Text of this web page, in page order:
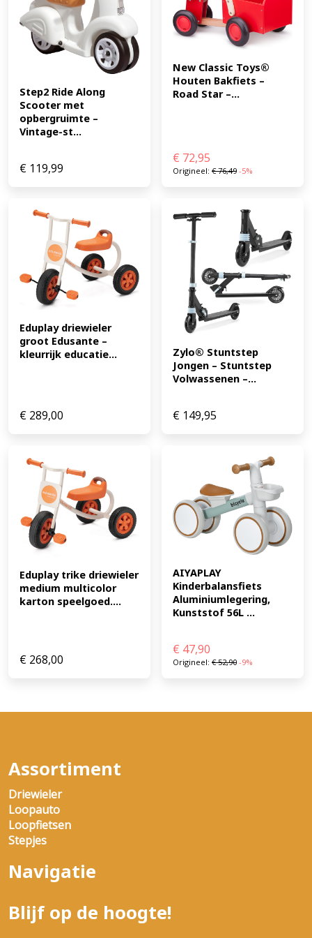
veilige ontwerp is deze loopfiets een geweldige keuze
voor jonge kinderen die hun eerste fietservaring willen
opdoen. Een ideaal cadeau voor elke kleine avonturier!
(EAN: 8719558084302)
Step2 Ride Along
Scooter met
opbergruimte –
Vintage-st...
€ 119,99
New Classic Toys®
Houten Bakfiets –
Road Star –...
€ 72,95
Origineel: €76,49 -5%
Eduplay driewieler
groot Edusante –
kleurrijk educatie...
€ 289,00
Zylo® Stuntstep
Jongen – Stuntstep
Volwassenen –...
€ 149,95
Eduplay trike driewieler
medium multicolor
karton speelgoed....
€ 268,00
AIYAPLAY
Kinderbalansfiets
Aluminiumlegering,
Kunststof 56L ...
€ 47,90
Origineel: €52,90 -9%
Assortiment
Driewieler
Loopauto
Loopfietsen
Stepjes
Navigatie
Blijf op de hoogte!